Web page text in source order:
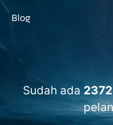
Blog
Sudah ada 2372